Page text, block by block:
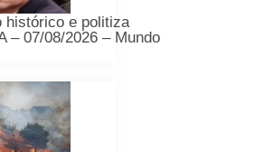
histórico e politiza
– 07/08/2026 – Mundo